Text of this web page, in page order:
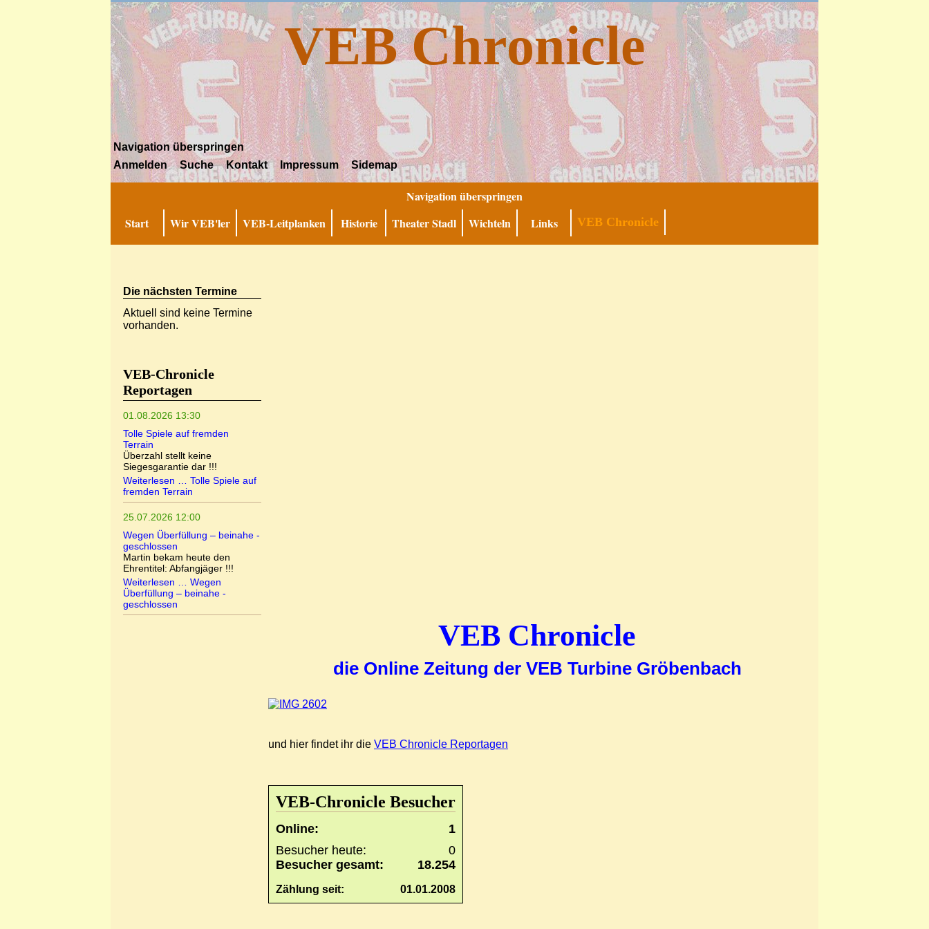
VEB Chronicle
Navigation überspringen
Anmelden
Suche Kontakt Impressum Sidemap
Navigation überspringen
Start
Wir VEB'ler VEB-Leitplanken Historie Theater Stadl Wichteln Links VEB Chronicle
Die nächsten Termine
Aktuell sind keine Termine
vorhanden.
VEB-Chronicle
Reportagen
01.08.2026 13:30
Tolle Spiele auf fremden
Terrain
Überzahl stellt keine
Siegesgarantie dar !!!
Weiterlesen … Tolle Spiele auf
fremden Terrain
25.07.2026 12:00
Wegen Überfüllung – beinahe -
geschlossen
Martin bekam heute den
Ehrentitel: Abfangjäger !!!
Weiterlesen … Wegen
Überfüllung – beinahe -
geschlossen
VEB Chronicle
die Online Zeitung der VEB Turbine Gröbenbach
und hier findet ihr die VEB Chronicle Reportagen
VEB-Chronicle Besucher
Online:
1
Besucher heute:
0
Besucher gesamt:
18.254
Zählung seit: 01.01.2008